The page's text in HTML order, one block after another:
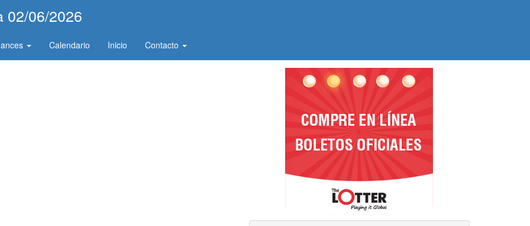
02/06/2026
Calendario Inicio Contacto